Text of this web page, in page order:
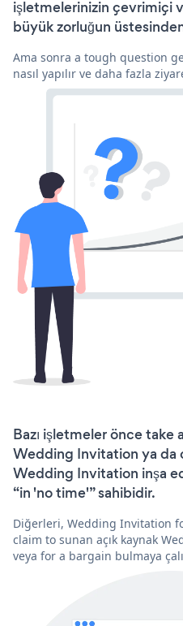
işletmelerinizin çevrimiçi
büyük zorluğun
Ama sonra a tough question
nasıl yapılır ve daha fazla
Bazı işletmeler önce
Wedding Invitation ya da
Wedding Invitation inşa
“in 'no time'” sahibidir.
Diğerleri, Wedding Invitation
claim to sunan açık kaynak
veya for a bargain bulmaya